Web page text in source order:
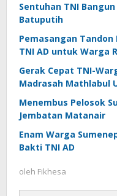
Sentuhan TNI
Batuputih
Pemasangan
TNI AD untuk Warga
Gerak Cepat TNI-
Madrasah Mathlabul
Menembus Pelosok
Jembatan Matanair
Enam Warga
Bakti TNI AD
oleh Fikhesa